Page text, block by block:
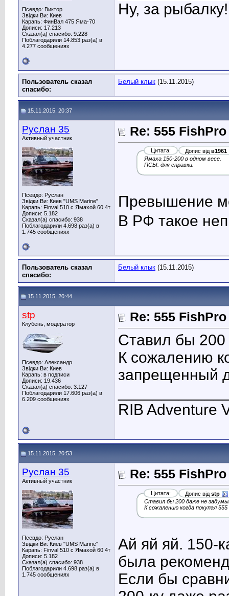
Псевдо: Виктор
Звідки Ви: Киев
Карапь: ФинВал 475 Яма-70
Дописи: 17.213
Сказал(а) спасибо: 9.228
Поблагодарили 14.853 раз(а) в
4.277 сообщениях
Ну, за
Пользователь сказал
cпасибо:
Белый клык (15.11.2015)
15.11.2015, 20:37
Руслан 35
Активный участник
Псевдо: Руслан
Звідки Ви: Киев "UMS Marine"
Карапь: Finval 510 с Ямахой 60 4т
Дописи: 5.182
Сказал(а) спасибо: 938
Поблагодарили 4.698 раз(а) в
1.745 сообщениях
Re: 555 FishPro
Цитата: Допис від в1961
Ямаха 150-200 в одном весе.
ПСЫ: для справки.
Превышение
В РФ такое
Пользователь сказал
cпасибо:
Белый клык (15.11.2015)
15.11.2015, 20:44
stp
Клубень, модератор
Псевдо: Александр
Звідки Ви: Киев
Карапь: в подписи
Дописи: 19.436
Сказал(а) спасибо: 3.127
Поблагодарили 17.606 раз(а) в
6.209 сообщениях
Re: 555 FishPro
Ставил бы
К сожалению
запрещенный
RIB Adventure
15.11.2015, 20:53
Руслан 35
Активный участник
Псевдо: Руслан
Звідки Ви: Киев "UMS Marine"
Карапь: Finval 510 с Ямахой 60 4т
Дописи: 5.182
Сказал(а) спасибо: 938
Поблагодарили 4.698 раз(а) в
1.745 сообщениях
Re: 555 FishPro
Цитата: Допис від stp
Ставил бы 200 даже не
К сожалению когда покупал
Ай яй яй. 150-
была
Если бы